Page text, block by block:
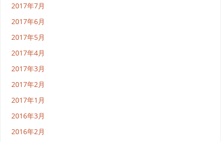
2017年7月
2017年6月
2017年5月
2017年4月
2017年3月
2017年2月
2017年1月
2016年3月
2016年2月